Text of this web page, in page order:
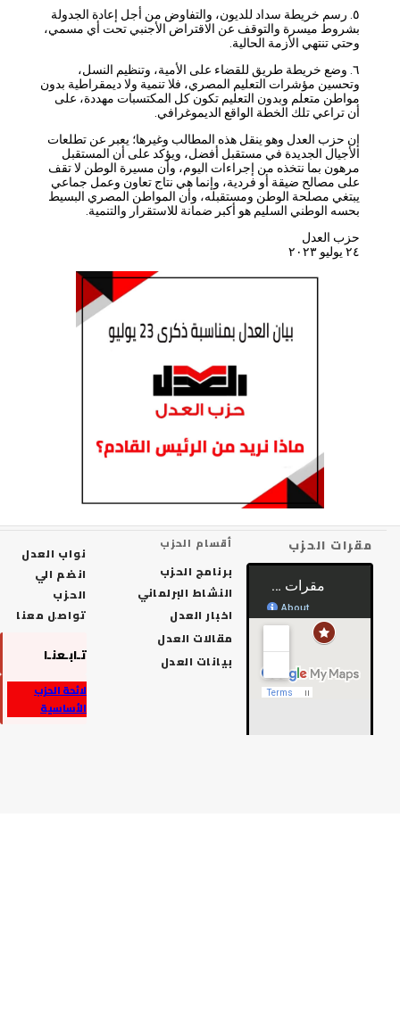
٥. رسم خريطة سداد للديون، والتفاوض من أجل إعادة الجدولة
بشروط ميسرة والتوقف عن الاقتراض الأجنبي تحت أي مسمي،
وحتي تنتهي الأزمة الحالية.
٦. وضع خريطة طريق للقضاء على الأمية، وتنظيم النسل،
وتحسين مؤشرات التعليم المصري، فلا تنمية ولا ديمقراطية بدون
مواطن متعلم وبدون التعليم تكون كل المكتسبات مهددة، على
أن تراعي تلك الخطة الواقع الديموغرافي.
إن حزب العدل وهو ينقل هذه المطالب وغيرها؛ يعبر عن تطلعات
الأجيال الجديدة في مستقبل أفضل، ويؤكد على أن المستقبل
مرهون بما نتخذه من إجراءات اليوم، وأن مسيرة الوطن لا تقف
على مصالح ضيقة أو فردية، وإنما هي نتاج تعاون وعمل جماعي
يبتغي مصلحة الوطن ومستقبله، وأن المواطن المصري البسيط
بحسه الوطني السليم هو أكبر ضمانة للاستقرار والتنمية.
حزب العدل
الحزب أقسام الحزب
برنامج الحزب
النشاط البرلماني
اخبار العدل
مقالات العدل
بيانات العدل
نواب العدل
انضم الي
تواصل معنا
تـابـعنـا
لائحة الحزب
الأساسية